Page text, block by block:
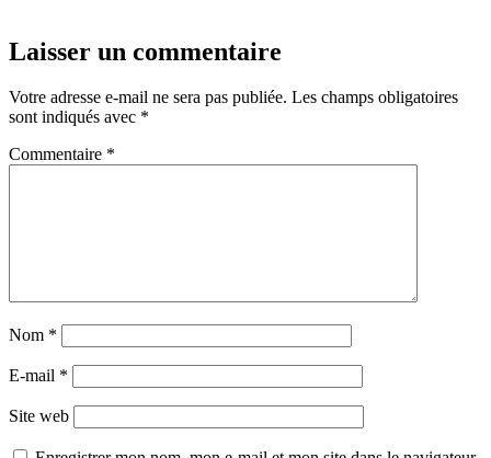
Laisser un commentaire
Votre adresse e-mail ne sera pas publiée. Les champs obligatoires
sont indiqués avec *
Commentaire *
Nom *
E-mail *
Site web